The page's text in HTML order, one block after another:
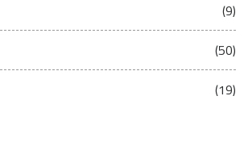
(9)
(50)
(19)